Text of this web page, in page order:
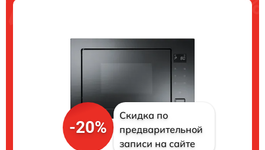
-20%
Скидка по
предварительной
записи на сайте